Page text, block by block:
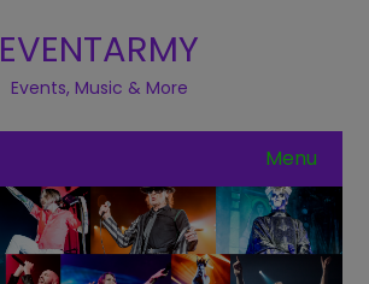
EVENTARMY
Events, Music & More
Menu